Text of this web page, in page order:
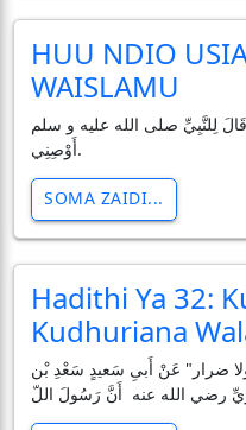
HUU NDIO
WAISLAMU
لِلنَّبِيِّ صلى الله عليه و سلم
أَوْصِنِي.
SOMA ZAIDI...
Hadithi Ya 32:
Kudhuriana
ولا ضرار" عَنْ أَبىِ سَعيدٍ سَعْدِ بْن